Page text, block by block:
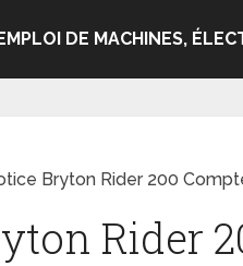
DE MACHINES,
Bryton Rider 200
Rider